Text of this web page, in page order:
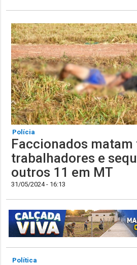
Polícia
Faccionados matam
trabalhadores e
outros 11 em MT
31/05/2024 - 16:13
Política